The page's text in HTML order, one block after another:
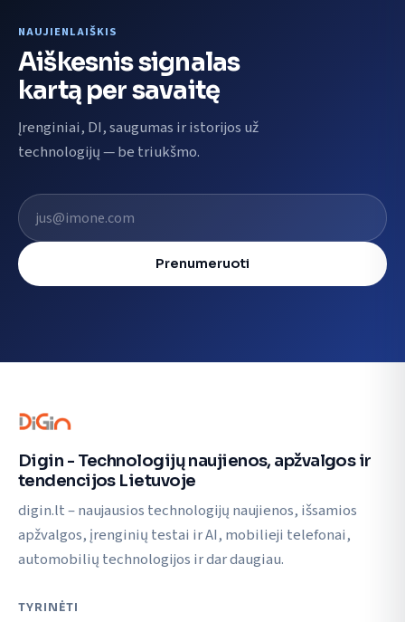
NAUJIENLAIŠKIS
Aiškesnis signalas
kartą per savaitę
Įrenginiai, DI, saugumas ir istorijos už
technologijų — be triukšmo.
El. pašto adresas
Prenumeruoti
Digin - Technologijų naujienos, apžvalgos ir
tendencijos Lietuvoje
digin.lt – naujausios technologijų naujienos, išsamios
apžvalgos, įrenginių testai ir AI, mobilieji telefonai,
automobilių technologijos ir dar daugiau.
TYRINĖTI